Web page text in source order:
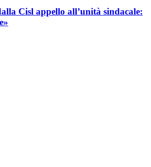
Cisl appello all’unità sindacale: